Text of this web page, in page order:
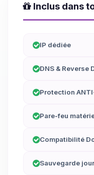
Inclus dans
IP dédiée
DNS & Reverse
Protection
Pare-feu
Compatibilité
Sauvegarde